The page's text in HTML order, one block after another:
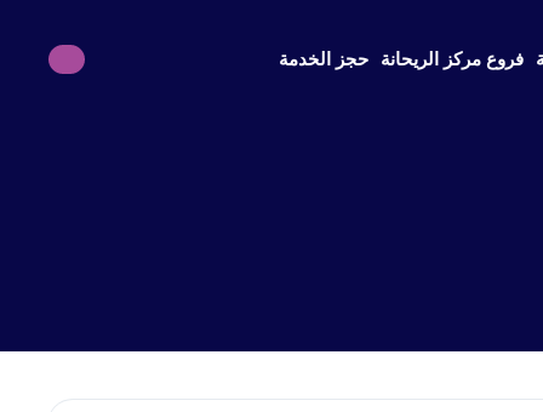
فروع مركز الريحانة حجز الخدمة